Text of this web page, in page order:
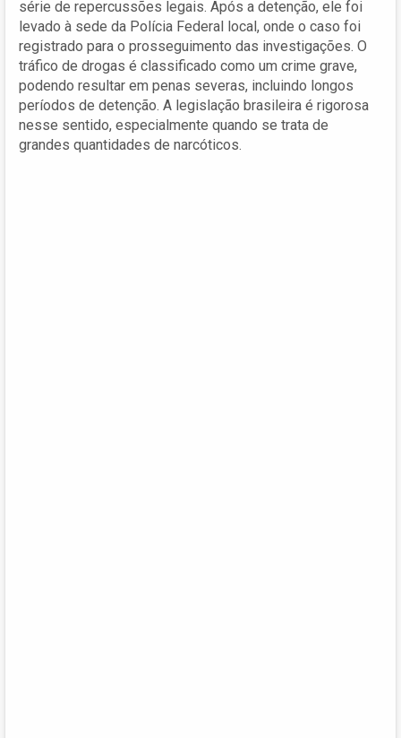
série de repercussões legais. Após a detenção, ele foi
levado à sede da Polícia Federal local, onde o caso foi
registrado para o prosseguimento das investigações. O
tráfico de drogas é classificado como um crime grave,
podendo resultar em penas severas, incluindo longos
períodos de detenção. A legislação brasileira é rigorosa
nesse sentido, especialmente quando se trata de
grandes quantidades de narcóticos.